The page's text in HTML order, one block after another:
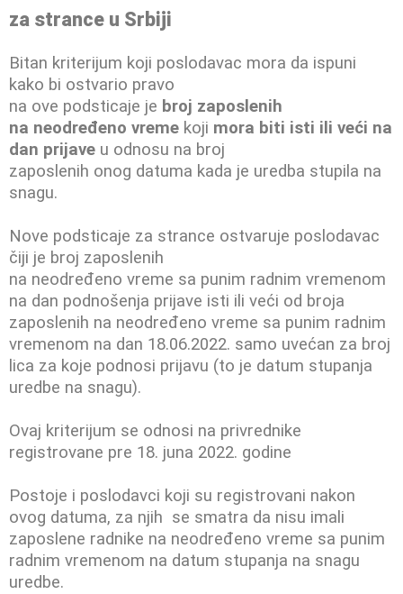
za strance u Srbiji
Bitan kriterijum koji poslodavac mora da ispuni
kako bi ostvario pravo
na ove podsticaje je broj zaposlenih
na neodređeno vreme koji mora biti isti ili veći na
dan prijave u odnosu na broj
zaposlenih onog datuma kada je uredba stupila na
snagu.
Nove podsticaje za strance ostvaruje poslodavac
čiji je broj zaposlenih
na neodređeno vreme sa punim radnim vremenom
na dan podnošenja prijave isti ili veći od broja
zaposlenih na neodređeno vreme sa punim radnim
vremenom na dan 18.06.2022. samo uvećan za broj
lica za koje podnosi prijavu (to je datum stupanja
uredbe na snagu).
Ovaj kriterijum se odnosi na privrednike
registrovane pre 18. juna 2022. godine
Postoje i poslodavci koji su registrovani nakon
ovog datuma, za njih se smatra da nisu imali
zaposlene radnike na neodređeno vreme sa punim
radnim vremenom na datum stupanja na snagu
uredbe.